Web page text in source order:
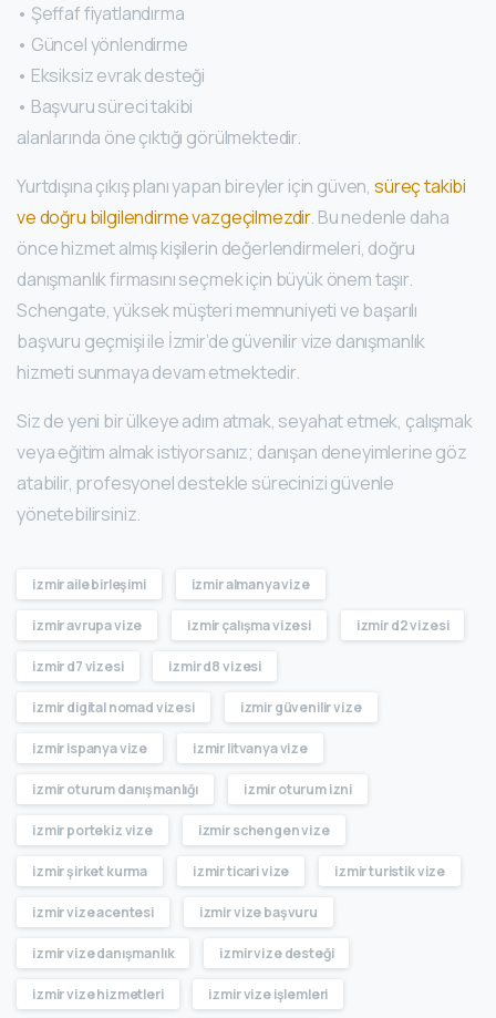
• Şeffaf fiyatlandırma
• Güncel yönlendirme
• Eksiksiz evrak desteği
• Başvuru süreci takibi
alanlarında öne çıktığı görülmektedir.
Yurtdışına çıkış planı yapan bireyler için güven, süreç takibi
ve doğru bilgilendirme vazgeçilmezdir. Bu nedenle daha
önce hizmet almış kişilerin değerlendirmeleri, doğru
danışmanlık firmasını seçmek için büyük önem taşır.
Schengate, yüksek müşteri memnuniyeti ve başarılı
başvuru geçmişi ile İzmir’de güvenilir vize danışmanlık
hizmeti sunmaya devam etmektedir.
Siz de yeni bir ülkeye adım atmak, seyahat etmek, çalışmak
veya eğitim almak istiyorsanız; danışan deneyimlerine göz
atabilir, profesyonel destekle sürecinizi güvenle
yönetebilirsiniz.
izmir aile birleşimi izmir almanya vize
izmir avrupa vize izmir çalışma vizesi izmir d2 vizesi
izmir d7 vizesi izmir d8 vizesi
izmir digital nomad vizesi izmir güvenilir vize
izmir ispanya vize izmir litvanya vize
izmir oturum danışmanlığı izmir oturum izni
izmir portekiz vize izmir schengen vize
izmir şirket kurma izmir ticari vize izmir turistik vize
izmir vize acentesi izmir vize başvuru
izmir vize danışmanlık izmir vize desteği
izmir vize hizmetleri izmir vize işlemleri